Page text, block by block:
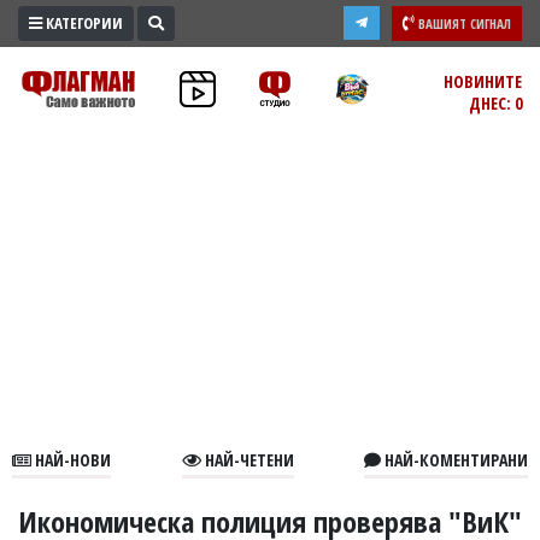
ПРОМО
ЗОНА
В
КАТЕГОРИИ ВАШИЯТ СИГНАЛ
НОВИНИТЕ
ДНЕС: 0
НАЙ-НОВИ НАЙ-ЧЕТЕНИ НАЙ-КОМЕНТИРАНИ
Икономическа полиция проверява "ВиК"